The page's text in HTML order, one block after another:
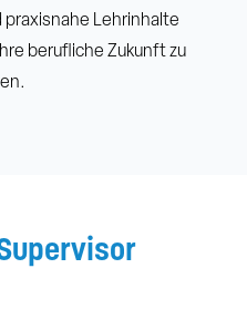
praxisnahe Lehrinhalte
berufliche Zukunft zu